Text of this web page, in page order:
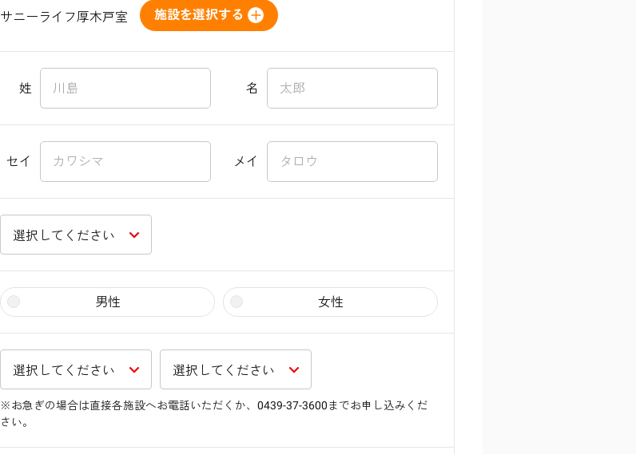
サニーライフ厚木戸室 施設を選択する
姓 名
セイ メイ
男性 女性
※お急ぎの場合は直接各施設へお電話いただくか、 0439-37-3600までお申し込みくだ
さい。